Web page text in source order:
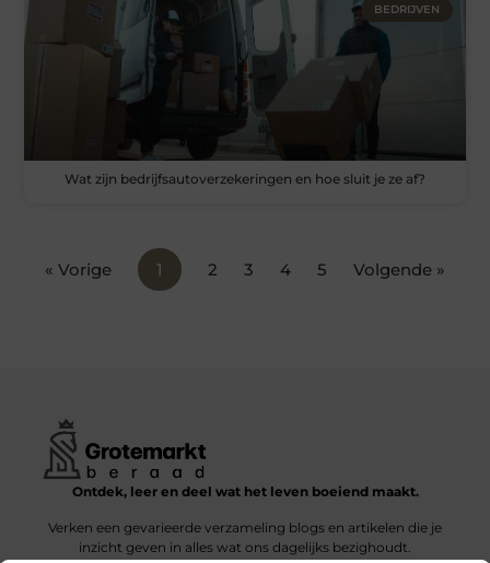
BEDRIJVEN
Wat zijn bedrijfsautoverzekeringen en hoe sluit je ze af?
« Vorige 1 2 3 4 5 Volgende »
Ontdek, leer en deel wat het leven boeiend maakt.
Verken een gevarieerde verzameling blogs en artikelen die je
inzicht geven in alles wat ons dagelijks bezighoudt.